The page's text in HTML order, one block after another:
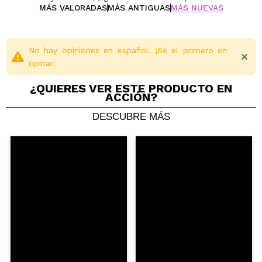
MÁS VALORADASMÁS ANTIGUASMÁS NUEVAS
No hay opiniones en español. ¡Sé el primero en
opinar!
¿QUIERES VER ESTE PRODUCTO EN
ACCIÓN?
DESCUBRE MÁS